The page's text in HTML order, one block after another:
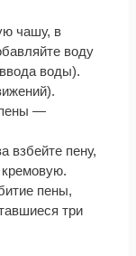
чашу, в
воду
воды).
пены —
взбейте пену,
пены,
три